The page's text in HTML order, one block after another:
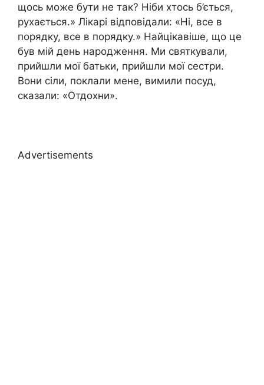
щось може бути не так? Ніби хтось б’ється,
рухається.» Лікарі відповідали: «Ні, все в
порядку, все в порядку.» Найцікавіше, що це
був мій день народження. Ми святкували,
прийшли мої батьки, прийшли мої сестри.
Вони сіли, поклали мене, вимили посуд,
сказали: «Отдохни».
Advertisements